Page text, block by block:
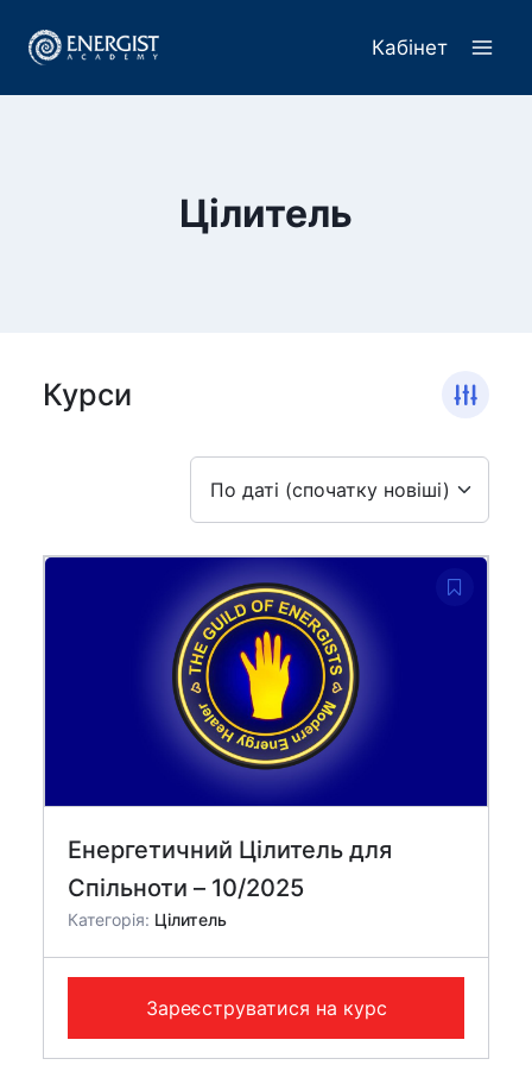
Кабінет
Цілитель
Курси
По даті (спочатку новіші)
Енергетичний Цілитель для
Спільноти – 10/2025
Категорія: Цілитель
Зареєструватися на курс